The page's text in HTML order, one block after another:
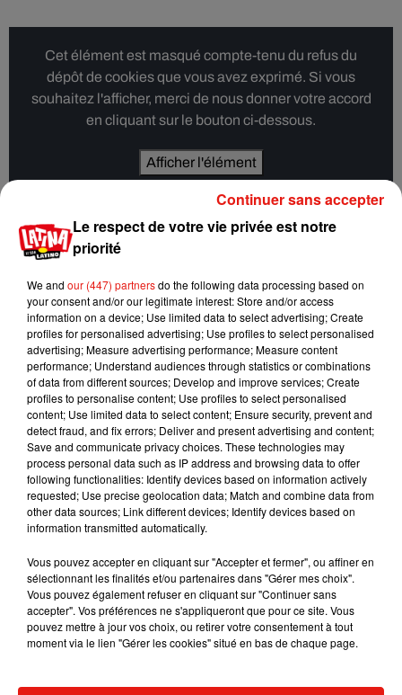
Cet élément est masqué compte-tenu du refus du
dépôt de cookies que vous avez exprimé. Si vous
souhaitez l'afficher, merci de nous donner votre accord
en cliquant sur le bouton ci-dessous.
Afficher l'élément
Initialement, cette chanson, composée donc par Magie Diaz
en Colombie, a été pour la première fois enregistrée hors du
Cuba. Avant que Carlos Vives ne rende la chanson célèbre.
C’est ainsi que ce titre est aujourd’hui repris et réinterprété,
ou même samplé.
Magin Diaz est quant à lui décédé en 2017, quelques jours
seulement avant qu’un hommage ne lui soit rendu lors de la
cérémonie des Grammy Awards.
Musique
6 août 2026
Karol G dévoile la tracklist de son nouvel
album… avec des invités...
Le respect de votre vie privée est notre
priorité
We and our (447) partnersdo the following data processing based on
your consent and/or our legitimate interest: Store and/or access
information on a device; Use limited data to select advertising; Create
profiles for personalised advertising; Use profiles to select personalised
advertising; Measure advertising performance; Measure content
performance; Understand audiences through statistics or combinations
of data from different sources; Develop and improve services; Create
profiles to personalise content; Use profiles to select personalised
content; Use limited data to select content; Ensure security, prevent and
detect fraud, and fix errors; Deliver and present advertising and content;
Save and communicate privacy choices. These technologies may
process personal data such as IP address and browsing data to offer
following functionalities: Identify devices based on information actively
requested; Use precise geolocation data; Match and combine data from
other data sources; Link different devices; Identify devices based on
information transmitted automatically.
Vous pouvez accepter en cliquant sur "Accepter et fermer", ou affiner en
sélectionnant les finalités et/ou partenaires dans "Gérer mes choix".
Vous pouvez également refuser en cliquant sur "Continuer sans
accepter". Vos préférences ne s'appliqueront que pour ce site. Vous
pouvez mettre à jour vos choix, ou retirer votre consentement à tout
moment via le lien "Gérer les cookies" situé en bas de chaque page.
Continuer sans accepter